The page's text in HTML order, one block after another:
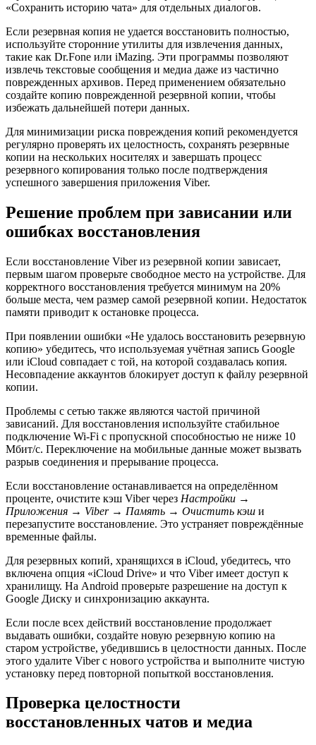
«Сохранить историю чата» для отдельных диалогов.
Если резервная копия не удается восстановить полностью,
используйте сторонние утилиты для извлечения данных,
такие как Dr.Fone или iMazing. Эти программы позволяют
извлечь текстовые сообщения и медиа даже из частично
поврежденных архивов. Перед применением обязательно
создайте копию поврежденной резервной копии, чтобы
избежать дальнейшей потери данных.
Для минимизации риска повреждения копий рекомендуется
регулярно проверять их целостность, сохранять резервные
копии на нескольких носителях и завершать процесс
резервного копирования только после подтверждения
успешного завершения приложения Viber.
Решение проблем при зависании или
ошибках восстановления
Если восстановление Viber из резервной копии зависает,
первым шагом проверьте свободное место на устройстве. Для
корректного восстановления требуется минимум на 20%
больше места, чем размер самой резервной копии. Недостаток
памяти приводит к остановке процесса.
При появлении ошибки «Не удалось восстановить резервную
копию» убедитесь, что используемая учётная запись Google
или iCloud совпадает с той, на которой создавалась копия.
Несовпадение аккаунтов блокирует доступ к файлу резервной
копии.
Проблемы с сетью также являются частой причиной
зависаний. Для восстановления используйте стабильное
подключение Wi-Fi с пропускной способностью не ниже 10
Мбит/с. Переключение на мобильные данные может вызвать
разрыв соединения и прерывание процесса.
Если восстановление останавливается на определённом
проценте, очистите кэш Viber через Настройки →
Приложения → Viber → Память → Очистить кэш и
перезапустите восстановление. Это устраняет повреждённые
временные файлы.
Для резервных копий, хранящихся в iCloud, убедитесь, что
включена опция «iCloud Drive» и что Viber имеет доступ к
хранилищу. На Android проверьте разрешение на доступ к
Google Диску и синхронизацию аккаунта.
Если после всех действий восстановление продолжает
выдавать ошибки, создайте новую резервную копию на
старом устройстве, убедившись в целостности данных. После
этого удалите Viber с нового устройства и выполните чистую
установку перед повторной попыткой восстановления.
Проверка целостности
восстановленных чатов и медиа